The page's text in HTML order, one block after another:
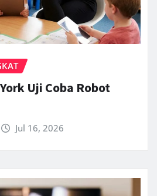
Uji Coba Robot
Jul 16, 2026